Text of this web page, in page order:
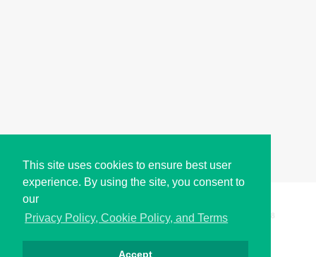
This site uses cookies to ensure best user
experience. By using the site, you consent to
our
Privacy Policy, Cookie Policy, and Terms
Accept
Copyright © i2Symbol 2011-2026, Sciweavers LLC 198